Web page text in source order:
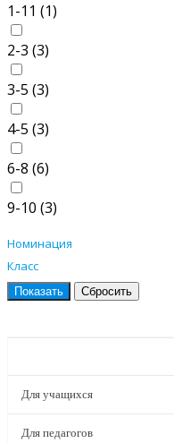
1-11 (1)
2-3 (3)
3-5 (3)
4-5 (3)
6-8 (6)
9-10 (3)
Номинация
Класс
Для учащихся
Для педагогов